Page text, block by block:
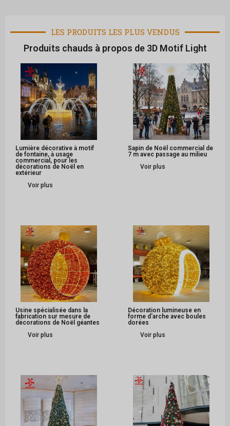
LES PRODUITS LES PLUS VENDUS
Produits chauds à propos de 3D Motif Light
Lumière décorative à motif
de fontaine, à usage
commercial, pour les
décorations de Noël en
extérieur
Voir plus
Sapin de Noël commercial de
7 m avec passage au milieu
Voir plus
Usine spécialisée dans la
fabrication sur mesure de
décorations de Noël géantes
Voir plus
Décoration lumineuse en
forme d'arche avec boules
dorées
Voir plus